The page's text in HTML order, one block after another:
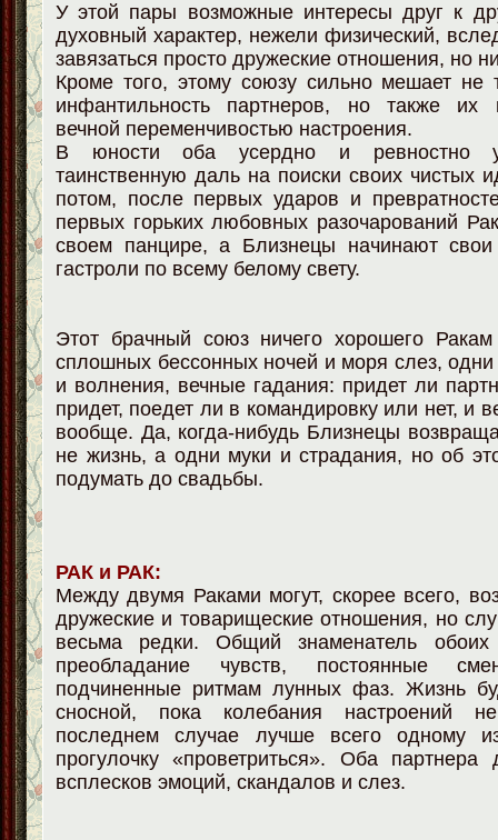
У этой пары возможные интересы друг к
духовный характер, нежели физический,
завязаться просто дружеские отношения, но
Кроме того, этому союзу сильно мешает не
инфантильность партнеров, но также их
вечной переменчивостью настроения.
В юности оба усердно и ревностно
таинственную даль на поиски своих чистых
потом, после первых ударов и
первых горьких любовных разочарований
своем панцире, а Близнецы начинают свои
гастроли по всему белому свету.
Этот брачный союз ничего хорошего
сплошных бессонных ночей и моря слез,
и волнения, вечные гадания: придет ли
придет, поедет ли в командировку или нет, и
вообще. Да, когда-нибудь Близнецы
не жизнь, а одни муки и страдания, но об
подумать до свадьбы.
РАК и РАК:
Между двумя Раками могут, скорее всего,
дружеские и товарищеские отношения, но
весьма редки. Общий знаменатель
преобладание чувств, постоянные
подчиненные ритмам лунных фаз. Жизнь
сносной, пока колебания настроений
последнем случае лучше всего одному
прогулочку «проветриться». Оба партнера
всплесков эмоций, скандалов и слез.